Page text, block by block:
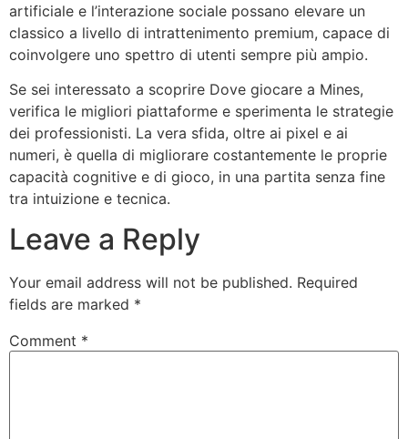
artificiale e l’interazione sociale possano elevare un
classico a livello di intrattenimento premium, capace di
coinvolgere uno spettro di utenti sempre più ampio.
Se sei interessato a scoprire Dove giocare a Mines,
verifica le migliori piattaforme e sperimenta le strategie
dei professionisti. La vera sfida, oltre ai pixel e ai
numeri, è quella di migliorare costantemente le proprie
capacità cognitive e di gioco, in una partita senza fine
tra intuizione e tecnica.
Leave a Reply
Your email address will not be published. Required
fields are marked *
Comment *